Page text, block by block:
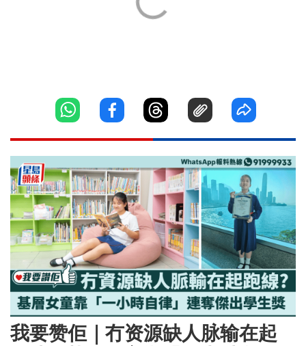
我要赞佢｜冇资源缺人脉输在起